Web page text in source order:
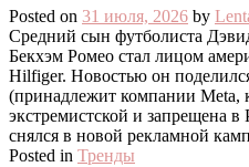
Posted on 31 июля, 2026 by
Средний сын футболиста
Бекхэм Ромео стал лицом
Hilfiger. Новостью он
(принадлежит компании Meta,
экстремистской и запрещена
снялся в новой рекламной
Posted in Тренды